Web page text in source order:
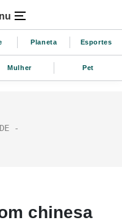
Planeta Esportes
Mulher Pet
chinesa